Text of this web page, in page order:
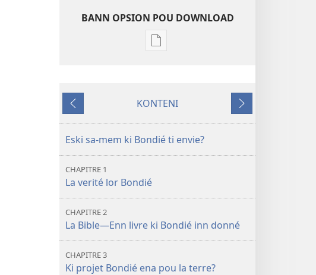
BANN OPSION POU DOWNLOAD
Bann
bann
Ki
la
Avan
KONTENI
Swivan
Eski sa-mem ki Bondié ti envie?
CHAPITRE 1
La verité lor Bondié
CHAPITRE 2
La Bible—Enn livre ki Bondié inn donné
CHAPITRE 3
Ki projet Bondié ena pou la terre?